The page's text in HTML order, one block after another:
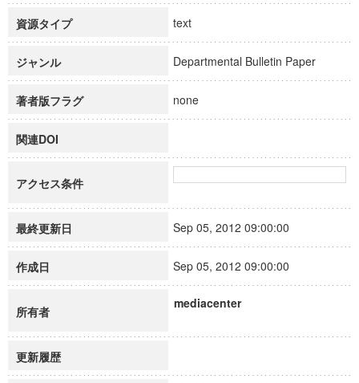
資源タイプ text
ジャンル Departmental Bulletin Paper
著者版フラグ none
関連DOI
アクセス条件
最終更新日 Sep 05, 2012 09:00:00
作成日 Sep 05, 2012 09:00:00
所有者
mediacenter
更新履歴